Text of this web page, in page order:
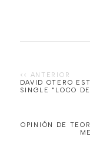
DAVID OTERO
SINGLE "LOCO
OPINIÓN DE